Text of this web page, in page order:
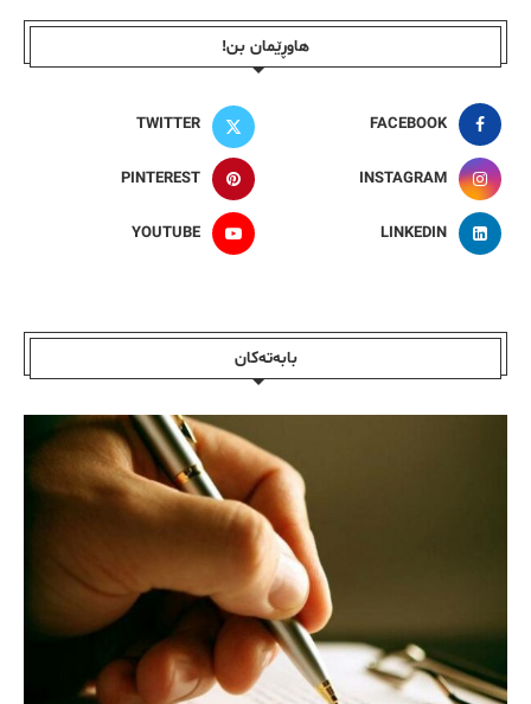
هاوڕێمان بن!
FACEBOOK
TWITTER
INSTAGRAM
PINTEREST
LINKEDIN
YOUTUBE
بابەتەکان